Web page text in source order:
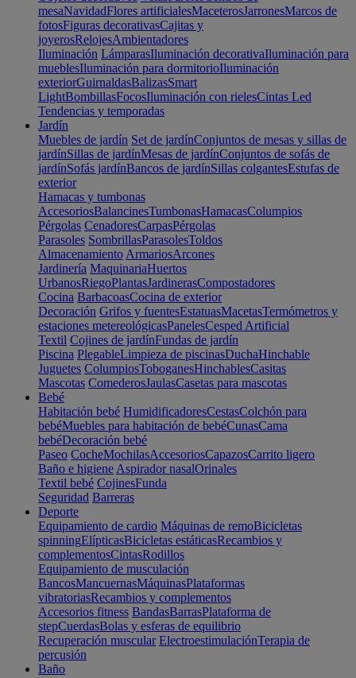
mesaNavidadFlores artificialesMaceterosJarronesMarcos de
fotosFiguras decorativasCajitas y
joyerosRelojesAmbientadores
Iluminación LámparasIluminación decorativaIluminación para
mueblesIluminación para dormitorioIluminación
exteriorGuirnaldasBalizasSmart
LightBombillasFocosIluminación con rielesCintas Led
Tendencias y temporadas
Jardín
Muebles de jardín Set de jardínConjuntos de mesas y sillas de
jardínSillas de jardínMesas de jardínConjuntos de sofás de
jardínSofás jardínBancos de jardínSillas colgantesEstufas de
exterior
Hamacas y tumbonas
AccesoriosBalancinesTumbonasHamacasColumpios
Pérgolas CenadoresCarpasPérgolas
Parasoles SombrillasParasolesToldos
Almacenamiento ArmariosArcones
Jardinería MaquinariaHuertos
UrbanosRiegoPlantasJardinerasCompostadores
Cocina BarbacoasCocina de exterior
Decoración Grifos y fuentesEstatuasMacetasTermómetros y
estaciones metereológicasPanelesCesped Artificial
Textil Cojines de jardínFundas de jardín
Piscina PlegableLimpieza de piscinasDuchaHinchable
Juguetes ColumpiosToboganesHinchablesCasitas
Mascotas ComederosJaulasCasetas para mascotas
Bebé
Habitación bebé HumidificadoresCestasColchón para
bebéMuebles para habitación de bebéCunasCama
bebéDecoración bebé
Paseo CocheMochilasAccesoriosCapazosCarrito ligero
Baño e higiene Aspirador nasalOrinales
Textil bebé CojinesFunda
Seguridad Barreras
Deporte
Equipamiento de cardio Máquinas de remoBicicletas
spinningElípticasBicicletas estáticasRecambios y
complementosCintasRodillos
Equipamiento de musculación
BancosMancuernasMáquinasPlataformas
vibratoriasRecambios y complementos
Accesorios fitness BandasBarrasPlataforma de
stepCuerdasBolas y esferas de equilibrio
Recuperación muscular ElectroestimulaciónTerapia de
percusión
Baño